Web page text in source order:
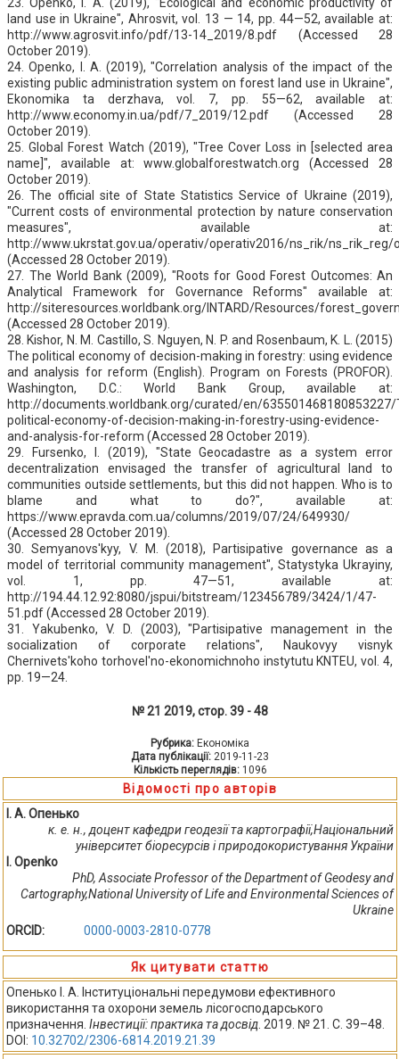
land use in Ukraine", Ahrosvit, vol. 13 — 14, pp. 44—52, available at:
http://www.agrosvit.info/pdf/13-14_2019/8.pdf (Accessed 28
October 2019).
24. Openko, І. А. (2019), "Correlation analysis of the impact of the
existing public administration system on forest land use in Ukraine",
Ekonomika ta derzhava, vol. 7, pp. 55—62, available at:
http://www.economy.in.ua/pdf/7_2019/12.pdf (Accessed 28
October 2019).
25. Global Forest Watch (2019), "Tree Cover Loss in [selected area
name]", available at: www.globalforestwatch.org (Accessed 28
October 2019).
26. The official site of State Statistics Service of Ukraine (2019),
"Current costs of environmental protection by nature conservation
measures", available at:
http://www.ukrstat.gov.ua/operativ/operativ2016/ns_rik/ns_rik_reg/
(Accessed 28 October 2019).
27. The World Bank (2009), "Roots for Good Forest Outcomes: An
Analytical Framework for Governance Reforms" available at:
http://siteresources.worldbank.org/INTARD/Resources/
(Accessed 28 October 2019).
28. Kishor, N. M. Castillo, S. Nguyen, N. P. and Rosenbaum, K. L. (2015)
The political economy of decision-making in forestry: using evidence
and analysis for reform (English). Program on Forests (PROFOR).
Washington, D.C.: World Bank Group, available at:
http://documents.worldbank.org/curated/en/635501468180853227/
political-economy-of-decision-making-in-forestry-using-evidence-
and-analysis-for-reform (Accessed 28 October 2019).
29. Fursenko, I. (2019), "State Geocadastre as a system error
decentralization envisaged the transfer of agricultural land to
communities outside settlements, but this did not happen. Who is to
blame and what to do?", available at:
https://www.epravda.com.ua/columns/2019/07/24/649930/
(Accessed 28 October 2019).
30. Semyanovs'kyy, V. M. (2018), Partisipative governance as a
model of territorial community management", Statystyka Ukrayiny,
vol. 1, pp. 47—51, available at:
http://194.44.12.92:8080/jspui/bitstream/123456789/3424/1/47-
51.pdf (Accessed 28 October 2019).
31. Yakubenko, V. D. (2003), "Partisipative management in the
socialization of corporate relations", Naukovyy visnyk
Chernivets'koho torhovel'no-ekonomichnoho instytutu KNTEU, vol. 4,
pp. 19—24.
№ 21 2019, стор. 39 - 48
Рубрика: Економіка
Дата публікації: 2019-11-23
Кількість переглядів: 1096
Відомості про авторів
І. А. Опенько
к. е. н., доцент кафедри геодезії та картографії,Національний
університет біоресурсів і природокористування України
I. Openko
PhD, Associate Professor of the Department of Geodesy and
Cartography,National University of Life and Environmental Sciences of
Ukraine
ORCID:
0000-0003-2810-0778
Як цитувати статтю
Опенько І. А. Інституціональні передумови ефективного
використання та охорони земель лісогосподарського
призначення. Інвестиції: практика та досвід . 2019. № 21. С. 39–48.
DOI: 10.32702/2306-6814.2019.21.39